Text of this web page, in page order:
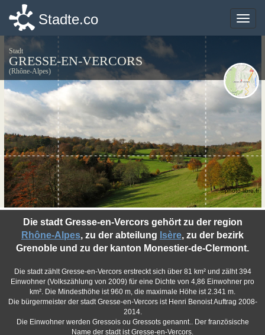
Toggle
Stadte.co
Stadt
GRESSE-EN-VERCORS
(Rhône-Alpes)
Die stadt Gresse-en-Vercors gehört zu der region
Rhône-Alpes, zu der abteilung Isère, zu der bezirk
Grenoble und zu der kanton Monestier-de-Clermont.
Die stadt zählt Gresse-en-Vercors erstreckt sich über 81 km² und zälht 394
Einwohner (Volkszählung von 2009) für eine Dichte von 4,86 Einwohner pro
km². Die Mindesthöhe ist 960 m, die maximale Höhe ist 2.341 m.
Die bürgermeister der stadt Gresse-en-Vercors ist Henri Benoist Auftrag 2008-
2014.
Die Einwohner werden Gressois ou Gressots genannt.. Der französische
Name der stadt ist Gresse-en-Vercors.
©photo-libre.fr
Toggle
Stadte.co